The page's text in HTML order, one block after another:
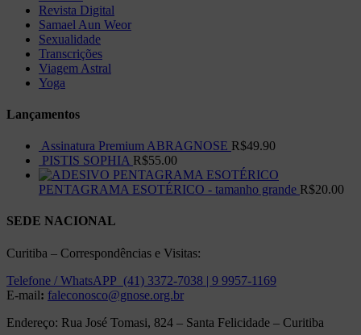
Revista Digital
Samael Aun Weor
Sexualidade
Transcrições
Viagem Astral
Yoga
Lançamentos
Assinatura Premium ABRAGNOSE R$49.90
PISTIS SOPHIA R$55.00
PENTAGRAMA ESOTÉRICO - tamanho grande R$20.00
SEDE NACIONAL
Curitiba – Correspondências e Visitas:
Telefone / WhatsAPP (41) 3372-7038 | 9 9957-1169
E-mail: faleconosco@gnose.org.br
Endereço: Rua José Tomasi, 824 – Santa Felicidade – Curitiba